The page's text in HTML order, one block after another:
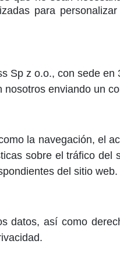
para
Sp z o.o., con sede
enviando un
la navegación, el
sobre el tráfico del
del sitio web.
datos, así como